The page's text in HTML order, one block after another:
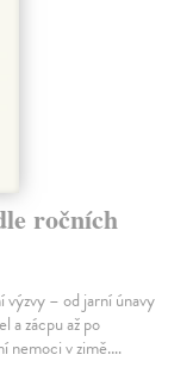
ročních
výzvy – od jarní únavy
a zácpu až po
nemoci v zimě.…